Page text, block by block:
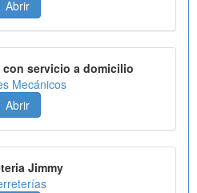
Abrir
con servicio a domicilio
Mecánicos
Abrir
Jimmy